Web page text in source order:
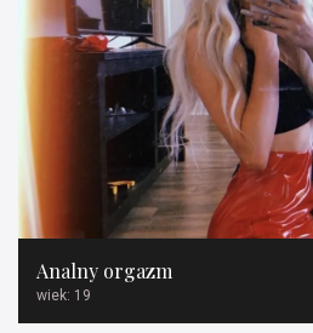
Analny orgazm
wiek: 19